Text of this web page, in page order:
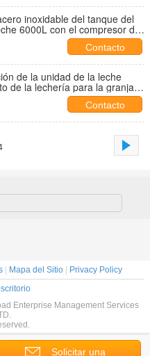
inoxidable del tanque del
6000L con el compresor de
Contacto
de la unidad de la leche
de la lechería para la granja
Contacto
Solicitar una
Mapa del Sitio
Privacy Policy
Enterprise Management Services